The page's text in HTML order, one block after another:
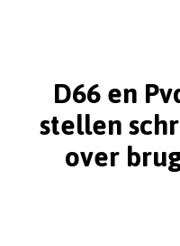
D66 en
stellen
over